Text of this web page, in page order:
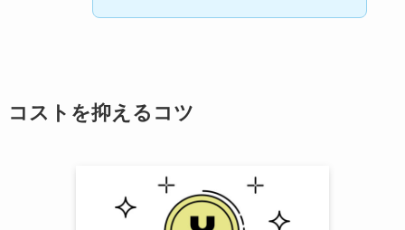
コストを抑えるコツ